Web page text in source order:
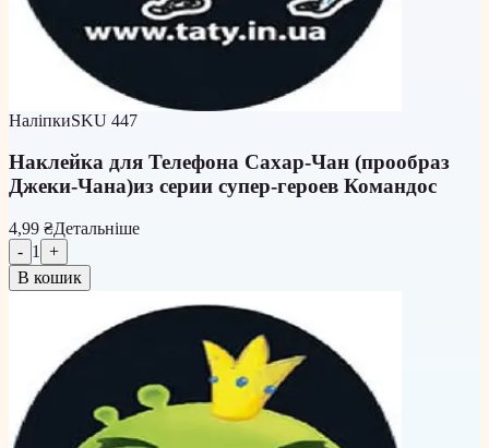
НаліпкиSKU 447
Наклейка для Телефона Сахар-Чан (прообраз
Джеки-Чана)из серии супер-героев Командос
4,99 ₴Детальніше
- 1
+
В кошик